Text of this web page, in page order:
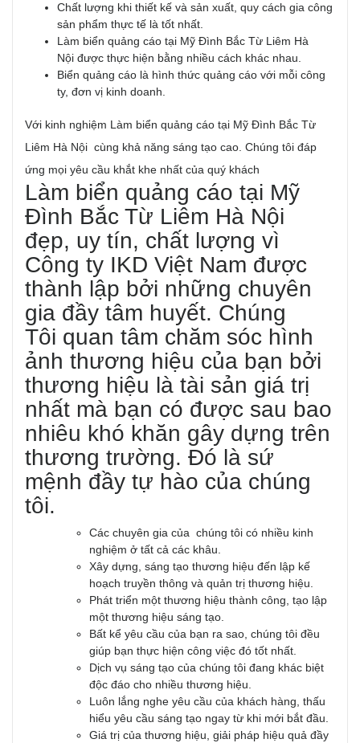
Chất lượng khi thiết kế và sản xuất, quy cách gia công
sản phẩm thực tế là tốt nhất.
Làm biển quảng cáo tại Mỹ Đình Bắc Từ Liêm Hà
Nội được thực hiện bằng nhiều cách khác nhau.
Biển quảng cáo là hình thức quảng cáo với mỗi công
ty, đơn vị kinh doanh.
Với kinh nghiệm Làm biển quảng cáo tại Mỹ Đình Bắc Từ
Liêm Hà Nội cùng khả năng sáng tạo cao. Chúng tôi đáp
ứng mọi yêu cầu khắt khe nhất của quý khách
Làm biển quảng cáo tại Mỹ
Đình Bắc Từ Liêm Hà Nội
đẹp, uy tín, chất lượng vì
Công ty IKD Việt Nam được
thành lập bởi những chuyên
gia đầy tâm huyết. Chúng
Tôi quan tâm chăm sóc hình
ảnh thương hiệu của bạn bởi
thương hiệu là tài sản giá trị
nhất mà bạn có được sau bao
nhiêu khó khăn gây dựng trên
thương trường. Đó là sứ
mệnh đầy tự hào của chúng
tôi.
Các chuyên gia của chúng tôi có nhiều kinh
nghiệm ở tất cả các khâu.
Xây dựng, sáng tạo thương hiệu đến lập kế
hoạch truyền thông và quản trị thương hiệu.
Phát triển một thương hiệu thành công, tạo lập
một thương hiệu sáng tạo.
Bất kể yêu cầu của bạn ra sao, chúng tôi đều
giúp bạn thực hiện công việc đó tốt nhất.
Dịch vụ sáng tạo của chúng tôi đang khác biệt
độc đáo cho nhiều thương hiệu.
Luôn lắng nghe yêu cầu của khách hàng, thấu
hiểu yêu cầu sáng tạo ngay từ khi mới bắt đầu.
Giá trị của thương hiệu, giải pháp hiệu quả đầy